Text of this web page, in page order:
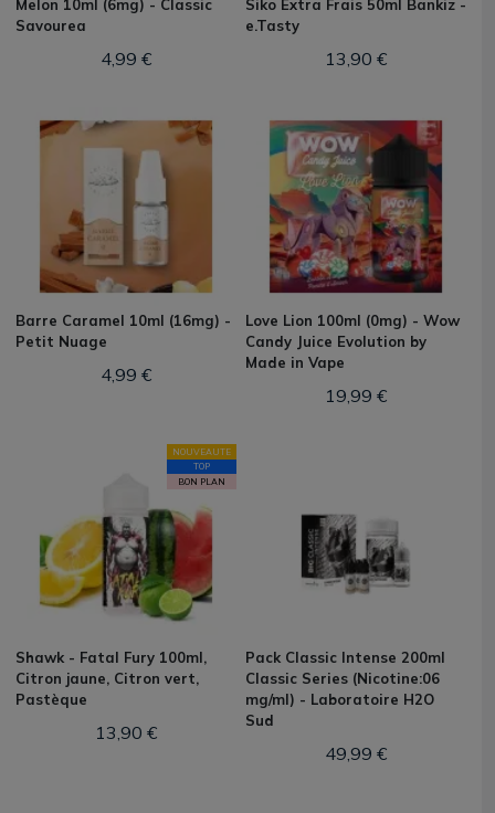
Melon 10ml (6mg) - Classic
Savourea
4,99 €
Siko Extra Frais 50ml Bankiz -
e.Tasty
13,90 €
Barre Caramel 10ml (16mg) -
Petit Nuage
4,99 €
Love Lion 100ml (0mg) - Wow
Candy Juice Evolution by
Made in Vape
19,99 €
NOUVEAUTE
TOP
BON PLAN
Shawk - Fatal Fury 100ml,
Citron jaune, Citron vert,
Pastèque
13,90 €
Pack Classic Intense 200ml
Classic Series (Nicotine:06
mg/ml) - Laboratoire H2O
Sud
49,99 €